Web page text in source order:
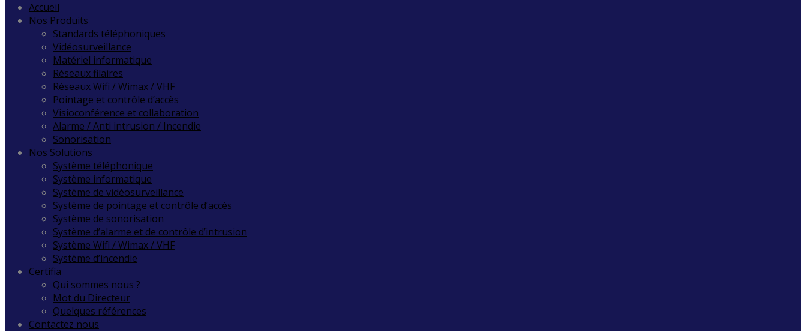
Accueil
Nos Produits
Standards téléphoniques
Vidéosurveillance
Matériel informatique
Réseaux filaires
Réseaux Wifi / Wimax / VHF
Pointage et contrôle d’accès
Visioconférence et collaboration
Alarme / Anti intrusion / Incendie
Sonorisation
Nos Solutions
Système téléphonique
Système informatique
Système de vidéosurveillance
Système de pointage et contrôle d’accès
Système de sonorisation
Système d’alarme et de contrôle d’intrusion
Système Wifi / Wimax / VHF
Système d’incendie
Certifia
Qui sommes nous ?
Mot du Directeur
Quelques références
Contactez nous